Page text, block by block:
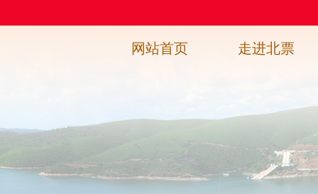
网站首页 走进北票